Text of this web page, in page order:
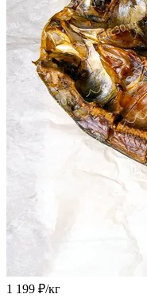
1 199 ₽/кг